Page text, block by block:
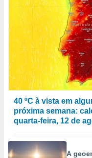
40 ºC à vista em
próxima semana:
quarta-feira, 12 de
A